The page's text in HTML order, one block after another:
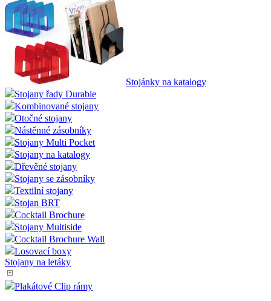
Stojánky na katalogy
Stojany řady Durable
Kombinované stojany
Otočné stojany
Nástěnné zásobníky
Stojany Multi Pocket
Stojany na katalogy
Dřevěné stojany
Stojany se zásobníky
Textilní stojany
Stojan BRT
Cocktail Brochure
Stojany Multiside
Cocktail Brochure Wall
Losovací boxy
Stojany na letáky
Plakátové Clip rámy